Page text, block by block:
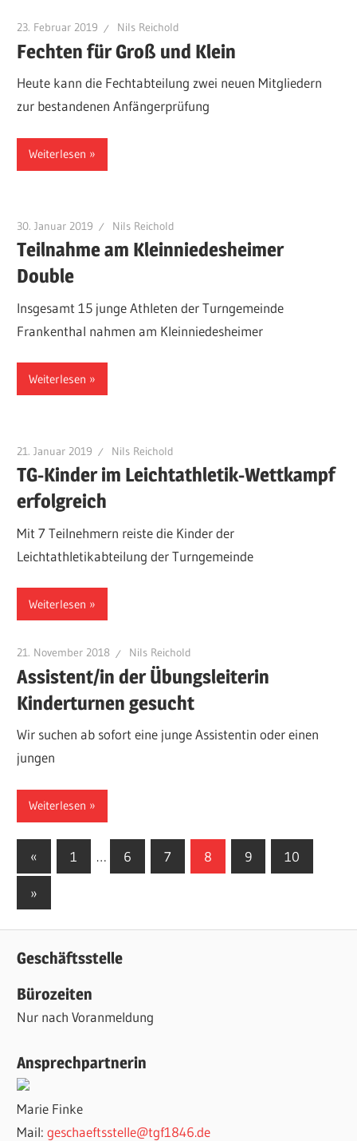
23. Februar 2019 Nils Reichold
Fechten für Groß und Klein
Heute kann die Fechtabteilung zwei neuen Mitgliedern
zur bestandenen Anfängerprüfung
Weiterlesen
30. Januar 2019 Nils Reichold
Teilnahme am Kleinniedesheimer
Double
Insgesamt 15 junge Athleten der Turngemeinde
Frankenthal nahmen am Kleinniedesheimer
Weiterlesen
21. Januar 2019 Nils Reichold
TG-Kinder im Leichtathletik-Wettkampf
erfolgreich
Mit 7 Teilnehmern reiste die Kinder der
Leichtathletikabteilung der Turngemeinde
Weiterlesen
21. November 2018 Nils Reichold
Assistent/in der Übungsleiterin
Kinderturnen gesucht
Wir suchen ab sofort eine junge Assistentin oder einen
jungen
Weiterlesen
Seitennummerierung
der
Beiträge
« Vorherige
Beiträge
1 … 6 7 8 9 10
Nächste
Beiträge
»
Geschäftsstelle
Bürozeiten
Nur nach Voranmeldung
Ansprechpartnerin
Marie Finke
Mail:geschaeftsstelle@tgf1846.de